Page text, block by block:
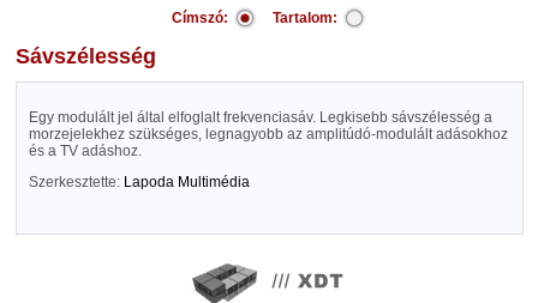
Címszó: Tartalom:
Sávszélesség
Egy modulált jel által elfoglalt frekvenciasáv. Legkisebb sávszélesség a
morzejelekhez szükséges, legnagyobb az amplitúdó-modulált adásokhoz
és a TV adáshoz.
Szerkesztette: Lapoda Multimédia